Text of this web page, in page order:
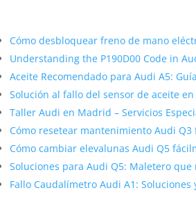
Cómo desbloquear freno de mano
Understanding the P190D00 Code in
Aceite Recomendado para Audi A5:
Solución al fallo del sensor de aceite
Taller Audi en Madrid – Servicios
Cómo resetear mantenimiento Audi
Cómo cambiar elevalunas Audi Q5
Soluciones para Audi Q5: Maletero que
Fallo Caudalímetro Audi A1: Soluciones